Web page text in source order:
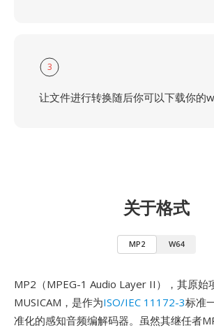
3
让文件进行转换随后你可以下载你的
关于格式
MP2 W64
MP2（MPEG-1 Audio Layer II），其原始
MUSICAM，是作为ISO/IEC 11172-3标准
准化的感知音频编解码器。虽然其继任者